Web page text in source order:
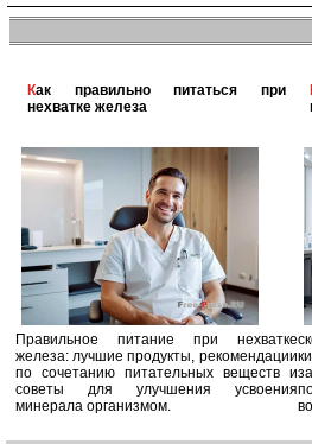
Как правильно питаться при
нехватке железа
Правильное питание при нехватке
железа: лучшие продукты, рекомендации
по сочетанию питательных веществ и
советы для улучшения усвоения
минерала организмом.